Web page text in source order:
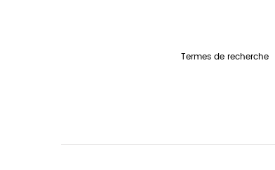
Termes de recherche